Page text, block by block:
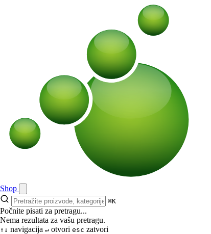
Shop
⌘K
Počnite pisati za pretragu...
Nema rezultata za vašu pretragu.
↑↓ navigacija ↵ otvori esc zatvori